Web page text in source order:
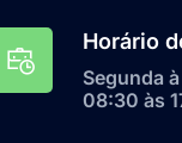
Horário
Segunda
08:30 às